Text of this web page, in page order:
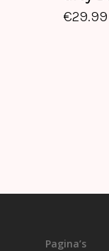
€29.99
Pagina’s